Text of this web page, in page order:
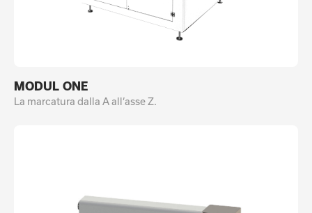
MODUL ONE
La marcatura dalla A all’asse Z.